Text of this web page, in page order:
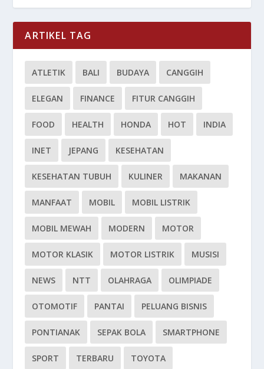
ARTIKEL TAG
ATLETIK BALI BUDAYA CANGGIH
ELEGAN FINANCE FITUR CANGGIH
FOOD HEALTH HONDA HOT INDIA
INET JEPANG KESEHATAN
KESEHATAN TUBUH KULINER MAKANAN
MANFAAT MOBIL MOBIL LISTRIK
MOBIL MEWAH MODERN MOTOR
MOTOR KLASIK MOTOR LISTRIK MUSISI
NEWS NTT OLAHRAGA OLIMPIADE
OTOMOTIF PANTAI PELUANG BISNIS
PONTIANAK SEPAK BOLA SMARTPHONE
SPORT TERBARU TOYOTA